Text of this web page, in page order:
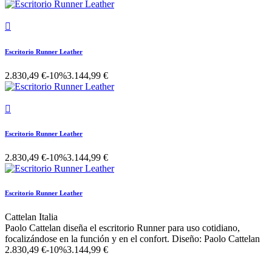

Escritorio Runner Leather
2.830,49 €-10%3.144,99 €

Escritorio Runner Leather
2.830,49 €-10%3.144,99 €
Escritorio Runner Leather
Cattelan Italia
Paolo Cattelan diseña el escritorio Runner para uso cotidiano,
focalizándose en la función y en el confort. Diseño: Paolo Cattelan
2.830,49 €-10%3.144,99 €